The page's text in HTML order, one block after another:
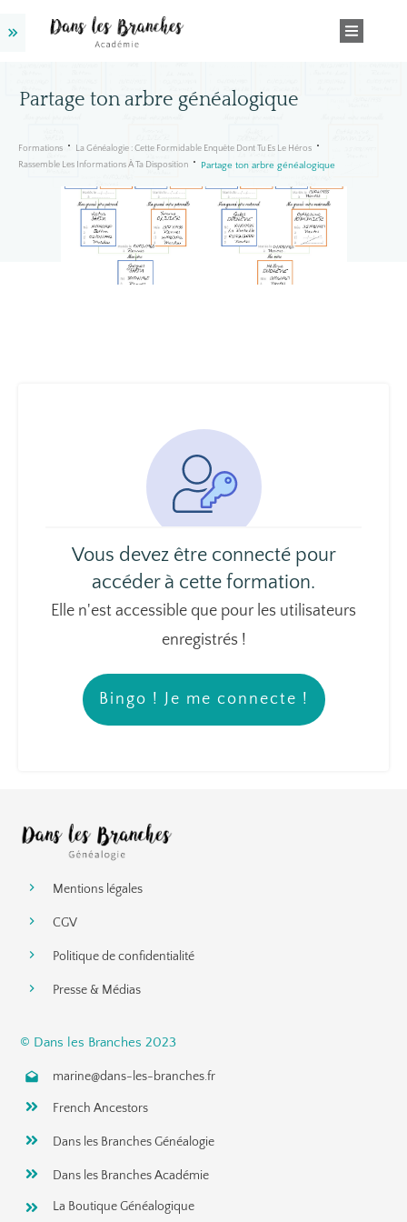
Partage ton arbre généalogique
Formations
La Généalogie : Cette Formidable Enquête Dont Tu Es Le Héros
Rassemble Les Informations À Ta Disposition
Partage ton arbre généalogique
Vous devez être connecté pour
accéder à cette formation.
Elle n'est accessible que pour les utilisateurs
enregistrés !
Bingo ! Je me connecte !
Mentions légales
CGV
Politique de confidentialité
Presse & Médias
© Dans les Branches 2023
marine@dans-les-branches.fr
French Ancestors
Dans les Branches Généalogie
Dans les Branches Académie
La Boutique Généalogique